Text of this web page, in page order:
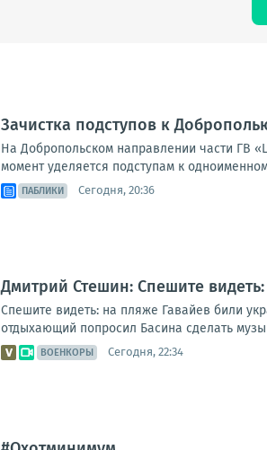
Зачистка подступов к
На Добропольском направлении части ГВ
момент уделяется подступам к
ПАБЛИКИ Сегодня, 20:36
Дмитрий Стешин: Спешите
Спешите видеть: на пляже Гавайев били
отдыхающий попросил Басина сделать
ВОЕНКОРЫ Сегодня, 22:34